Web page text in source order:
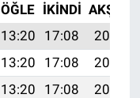
ÖĞLE İKINDI AKŞAM
13:20 17:08
20:20
13:20 17:08
20:19
13:20 17:08
20:18